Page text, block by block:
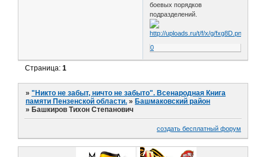
боевых порядков
подразделений.
0
Страница:1
»"Никто не забыт, ничто не забыто". Всенародная Книга
памяти Пензенской области. » Башмаковский район
» Башкиров Тихон Степанович
создать бесплатный форум